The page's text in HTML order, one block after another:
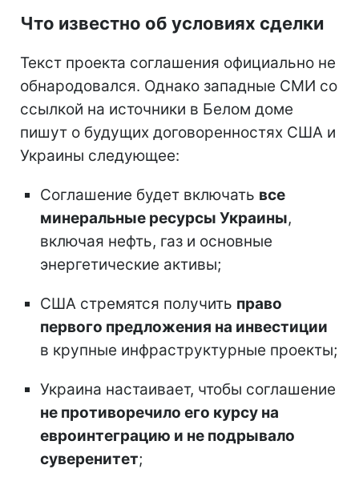
Что известно об условиях сделки
Текст проекта соглашения официально не
обнародовался. Однако западные СМИ со
ссылкой на источники в Белом доме
пишут о будущих договоренностях США и
Украины следующее:
Соглашение будет включать все
минеральные ресурсы Украины,
включая нефть, газ и основные
энергетические активы;
США стремятся получить право
первого предложения на инвестиции
в крупные инфраструктурные проекты;
Украина настаивает, чтобы соглашение
не противоречило его курсу на
евроинтеграцию и не подрывало
суверенитет;